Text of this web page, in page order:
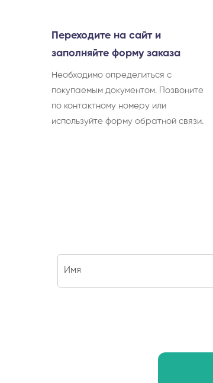
Переходите на сайт и
заполняйте форму заказа
Необходимо определиться с
покупаемым документом. Позвоните
по контактному номеру или
используйте форму обратной связи.